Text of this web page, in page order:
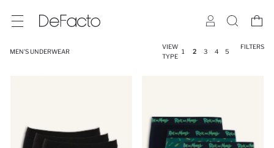
MEN'S UNDERWEAR
VIEW
TYPE
1 2 3 4 5
FILTERS